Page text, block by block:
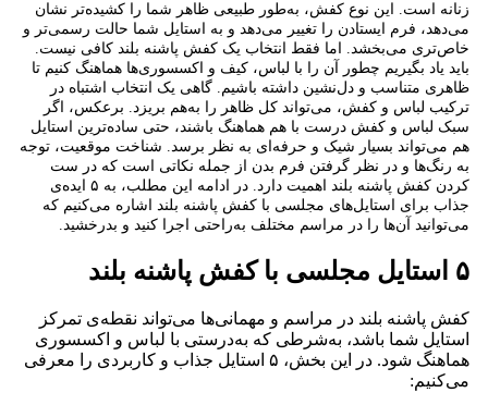
زنانه است. این نوع کفش، به‌طور طبیعی ظاهر شما را کشیده‌تر نشان
می‌دهد، فرم ایستادن را تغییر می‌دهد و به استایل شما حالت رسمی‌تر و
خاص‌تری می‌بخشد. اما فقط انتخاب یک کفش پاشنه بلند کافی نیست.
باید یاد بگیریم چطور آن را با لباس، کیف و اکسسوری‌ها هماهنگ کنیم تا
ظاهری متناسب و دل‌نشین داشته باشیم. گاهی یک انتخاب اشتباه در
ترکیب لباس و کفش، می‌تواند کل ظاهر را به‌هم بریزد. برعکس، اگر
سبک لباس و کفش درست با هم هماهنگ باشند، حتی ساده‌ترین استایل
هم می‌تواند بسیار شیک و حرفه‌ای به نظر برسد. شناخت موقعیت، توجه
به رنگ‌ها و در نظر گرفتن فرم بدن از جمله نکاتی است که در ست
کردن کفش پاشنه بلند اهمیت دارد. در ادامه این مطلب، به ۵ ایده‌ی
جذاب برای استایل‌های مجلسی با کفش پاشنه بلند اشاره می‌کنیم که
می‌توانید آن‌ها را در مراسم مختلف به‌راحتی اجرا کنید و بدرخشید.
۵ استایل مجلسی با کفش پاشنه بلند
کفش پاشنه بلند در مراسم‌ و مهمانی‌ها می‌تواند نقطه‌ی تمرکز
استایل شما باشد، به‌شرطی که به‌درستی با لباس و اکسسوری
هماهنگ شود. در این بخش، ۵ استایل جذاب و کاربردی را معرفی
می‌کنیم: